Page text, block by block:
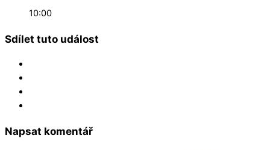
10:00
Sdílet tuto událost
Napsat komentář